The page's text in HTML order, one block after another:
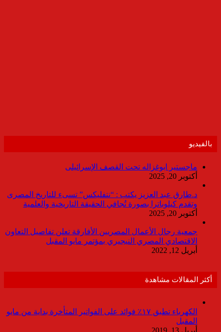
بالفيديو
ماجستير ابوغزاله تحت القصف الإسرائيلى
أكتوبر 20, 2025
د.طارق عبد العزيز يكتب : “نتفليكس” تسىء للتاريخ المصرى
وتقدم كيلوباترا بصورة تُجافي الحقيقة التاريخية والعلمية
أكتوبر 20, 2025
جمعية رجال الأعمال المصريين الأفارقة تعلن تفاصيل التعاون
الاقتصادي المصري النيجيري بمؤتمر مايو المقبل
أبريل 12, 2022
أكثر المقالات مشاهدة
الكهرباء تطبق ١٧٪ فوائد على الفواتير المتأخرة بداية من مايو
المقبل
أبريل 13, 2019